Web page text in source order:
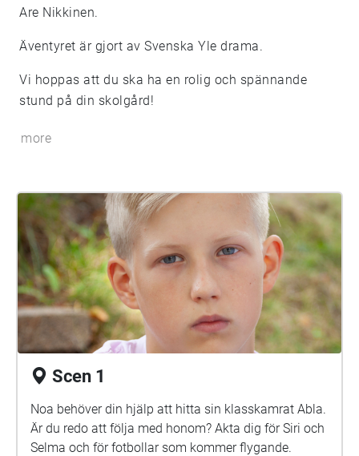
Are Nikkinen.
Äventyret är gjort av Svenska Yle drama.
Vi hoppas att du ska ha en rolig och spännande
stund på din skolgård!
more
Scen 1
Noa behöver din hjälp att hitta sin klasskamrat Abla.
Är du redo att följa med honom? Akta dig för Siri och
Selma och för fotbollar som kommer flygande.